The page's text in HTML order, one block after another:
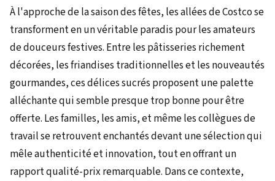
À l'approche de la saison des fêtes, les allées de Costco se
transforment en un véritable paradis pour les amateurs
de douceurs festives. Entre les pâtisseries richement
décorées, les friandises traditionnelles et les nouveautés
gourmandes, ces délices sucrés proposent une palette
alléchante qui semble presque trop bonne pour être
offerte. Les familles, les amis, et même les collègues de
travail se retrouvent enchantés devant une sélection qui
mêle authenticité et innovation, tout en offrant un
rapport qualité-prix remarquable. Dans ce contexte,